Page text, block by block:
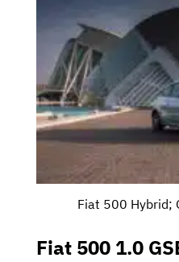
Fiat 500 Hybrid;
Fiat 500 1.0